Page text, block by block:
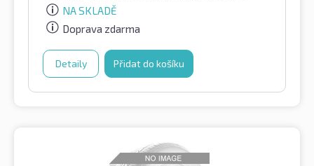
NA SKLADĚ
Doprava zdarma
Detaily Přidat do košíku